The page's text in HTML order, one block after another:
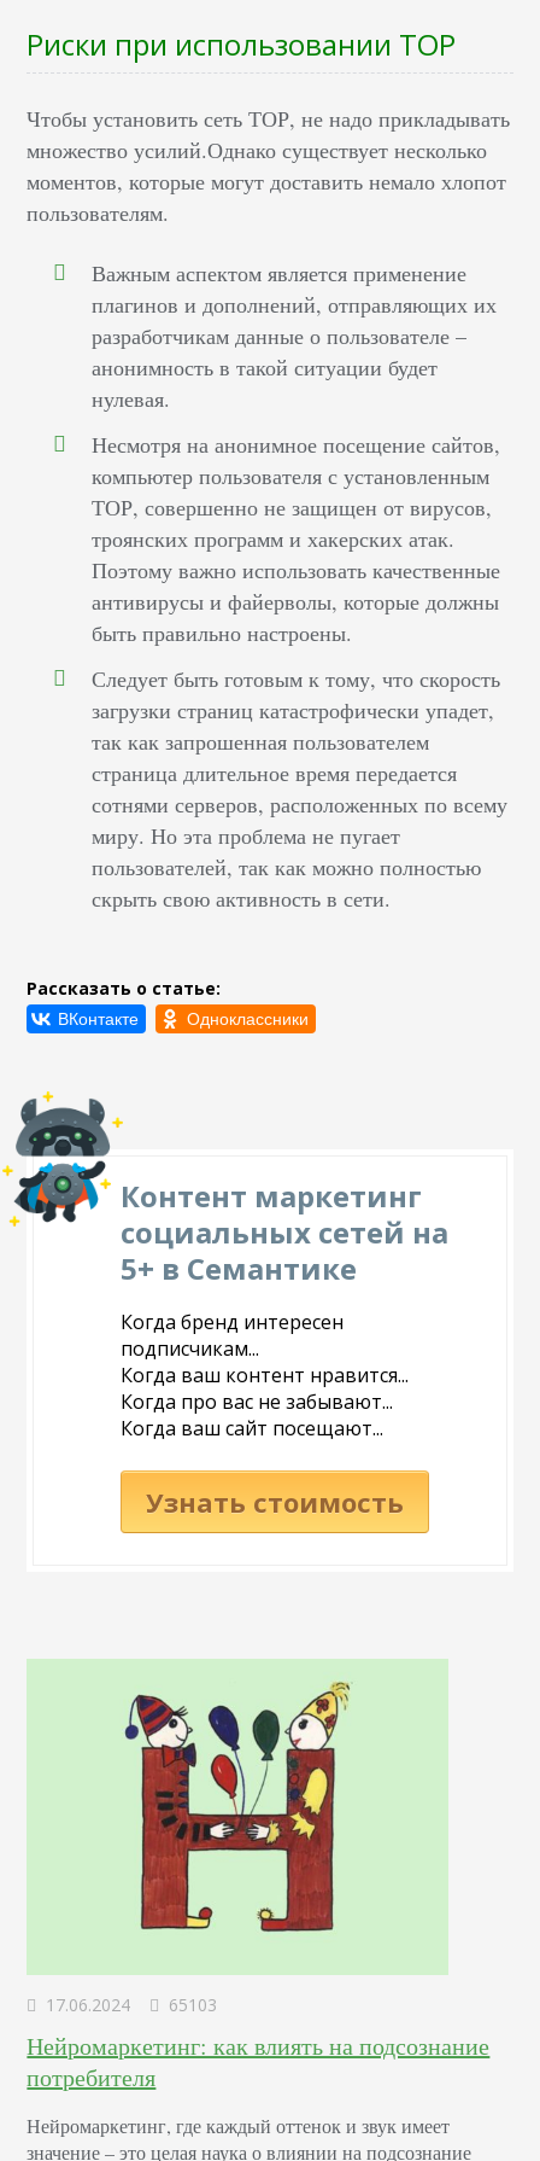
Риски при использовании ТОР
Чтобы установить сеть ТОР, не надо прикладывать
множество усилий.Однако существует несколько
моментов, которые могут доставить немало хлопот
пользователям.
Важным аспектом является применение
плагинов и дополнений, отправляющих их
разработчикам данные о пользователе –
анонимность в такой ситуации будет
нулевая.
Несмотря на анонимное посещение сайтов,
компьютер пользователя с установленным
ТОР, совершенно не защищен от вирусов,
троянских программ и хакерских атак.
Поэтому важно использовать качественные
антивирусы и файерволы, которые должны
быть правильно настроены.
Следует быть готовым к тому, что скорость
загрузки страниц катастрофически упадет,
так как запрошенная пользователем
страница длительное время передается
сотнями серверов, расположенных по всему
миру. Но эта проблема не пугает
пользователей, так как можно полностью
скрыть свою активность в сети.
Рассказать о статье:
Контент маркетинг
социальных сетей на
5+ в Семантике
Когда бренд интересен
подписчикам...
Когда ваш контент нравится...
Когда про вас не забывают...
Когда ваш сайт посещают...
Узнать стоимость
17.06.2024 65103
Нейромаркетинг: как влиять на подсознание
потребителя
Нейромаркетинг, где каждый оттенок и звук имеет
значение – это целая наука о влиянии на подсознание